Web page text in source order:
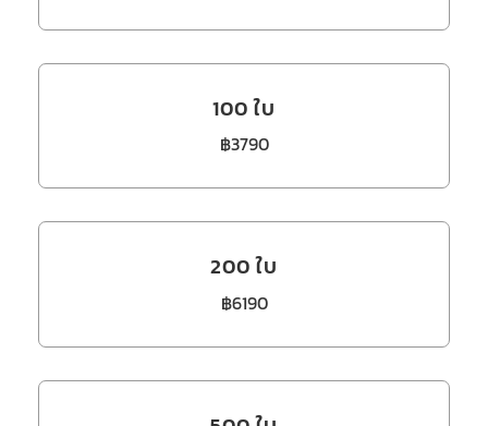
100 ใบ
฿3790
200 ใบ
฿6190